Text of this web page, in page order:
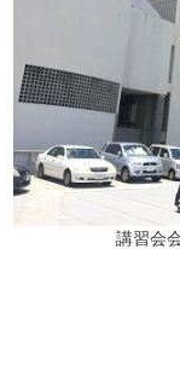
講習会